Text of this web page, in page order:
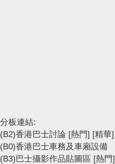
分板連結:
(B2)香港巴士討論 [熱門] [精華]
(B0)香港巴士車務及車廂設備
(B3)巴士攝影作品貼圖區 [熱門]